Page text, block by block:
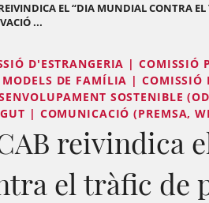
EL “DIA MUNDIAL CONTRA EL
...
D'ESTRANGERIA | COMISSIÓ
DE FAMÍLIA | COMISSIÓ
SOSTENIBLE
| COMUNICACIÓ (PREMSA,
reivindica
el tràfic de